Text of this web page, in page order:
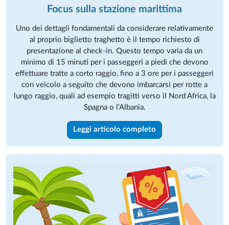
Focus sulla stazione marittima
Uno dei dettagli fondamentali da considerare relativamente
al proprio biglietto traghetto è il tempo richiesto di
presentazione al check-in. Questo tempo varia da un
minimo di 15 minuti per i passeggeri a piedi che devono
effettuare tratte a corto raggio, fino a 3 ore per i passeggeri
con veicolo a seguito che devono imbarcarsi per rotte a
lungo raggio, quali ad esempio tragitti verso il Nord Africa, la
Spagna o l'Albania.
Leggi articolo completo